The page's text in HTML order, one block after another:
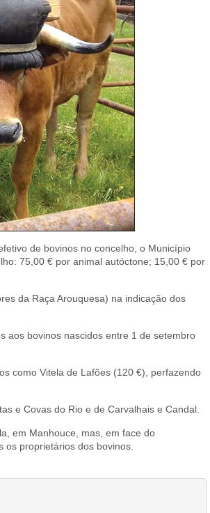
de bovinos no concelho, o Município
75,00 € por animal autóctone; 15,00 € por
da Raça Arouquesa) na indicação dos
aos bovinos nascidos entre 1 de setembro
como Vitela de Lafões (120 €), perfazendo
e Covas do Rio e de Carvalhais e Candal.
em Manhouce, mas, em face do
proprietários dos bovinos.